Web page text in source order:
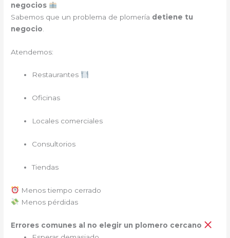
negocios
Sabemos que un problema de plomería detiene tu
negocio
Atendemos:
Restaurantes
Oficinas
Locales comerciales
Consultorios
Tiendas
Menos tiempo cerrado
Menos pérdidas
Errores comunes al no elegir un plomero cercano